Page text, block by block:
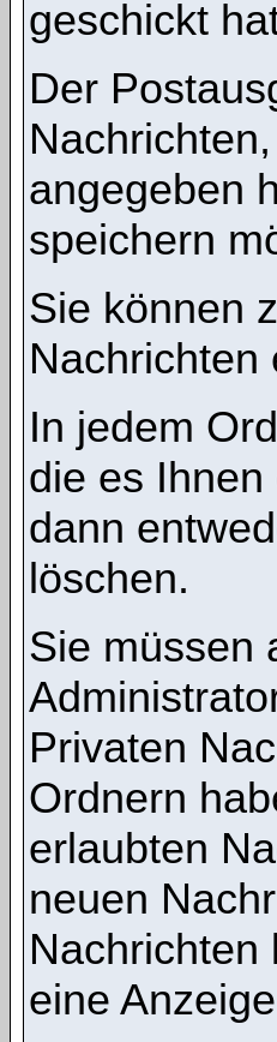
geschickt
Der
angegeben
speichern
Sie können
Nachrichten
In jedem
die es
dann
löschen.
Sie müssen
Privaten
Ordnern
erlaubten
neuen
Nachrichten
eine